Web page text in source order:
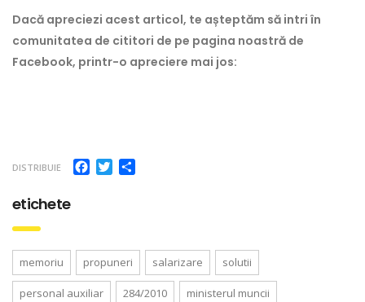
Dacă apreciezi acest articol, te așteptăm să intri în
comunitatea de cititori de pe pagina noastră de
Facebook, printr-o apreciere mai jos:
DISTRIBUIE Facebook
Twitter
etichete
memoriu propuneri salarizare solutii
personal auxiliar 284/2010 ministerul muncii